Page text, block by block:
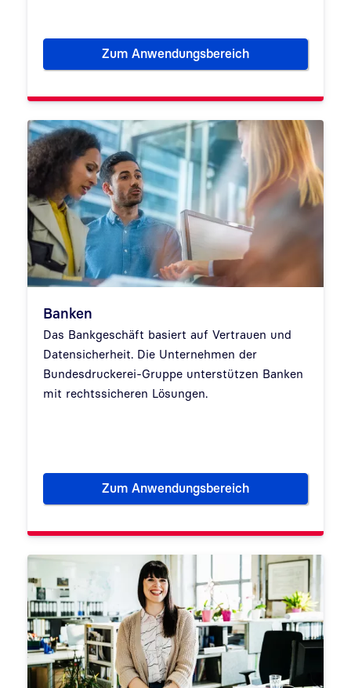
Zum Anwendungsbereich
Energiewirtschaft
Banken
Das Bankgeschäft basiert auf Vertrauen und
Datensicherheit. Die Unternehmen der
Bundesdruckerei-Gruppe unterstützen Banken
mit rechtssicheren Lösungen.
Zum Anwendungsbereich
Banken